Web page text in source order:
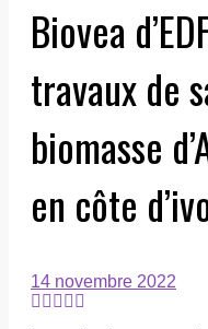
Biovea
travaux de
biomasse
en côte
14 novembre 2022